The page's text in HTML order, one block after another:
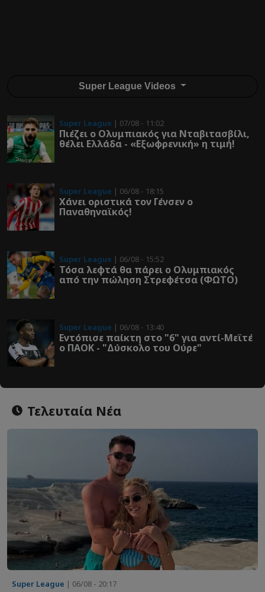
Super League Videos
Super League | 07/08 - 11:02
Πιέζει ο Ολυμπιακός για Νταβιτασβίλι,
θέλει Ελλάδα - «Εξωφρενική» η τιμή!
Super League | 06/08 - 18:15
Χάνει οριστικά τον Γένσεν ο
Παναθηναϊκός!
Super League | 06/08 - 15:52
Τόσα λεφτά θα πάρει ο Ολυμπιακός
από την πώληση Στρεφέτσα (ΦΩΤΟ)
Super League | 06/08 - 13:40
Εντόπισε παίκτη στο "6" για αντί-Μεϊτέ
ο ΠΑΟΚ - "Δύσκολο του Ούρε"
Τελευταία Νέα
Super League | 06/08 - 20:17